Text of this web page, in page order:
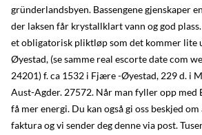
gründerlandsbyen. Bassengene gjenskaper
der laksen får krystallklart vann og god
et obligatorisk pliktløp som det kommer lite
Øyestad, (se samme real escorte date com
24201) f. ca 1532 i Fjære -Øyestad, 229 d. i
Aust-Agder. 27572. Når man fyller opp med
få mer energi. Du kan også gi oss beskjed
faktura og vi sender deg denne via post.